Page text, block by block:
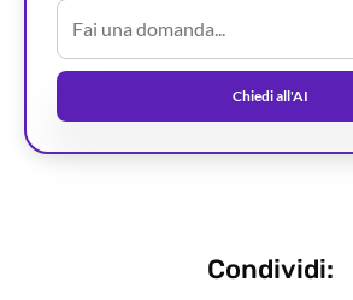
Chiedi all'AI
Condividi: